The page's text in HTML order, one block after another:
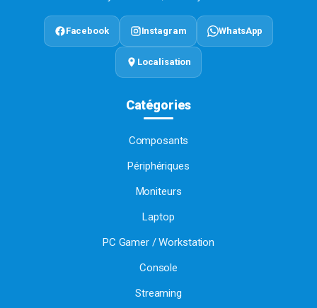
Facebook Instagram WhatsApp
Localisation
Catégories
Composants
Périphériques
Moniteurs
Laptop
PC Gamer / Workstation
Console
Streaming